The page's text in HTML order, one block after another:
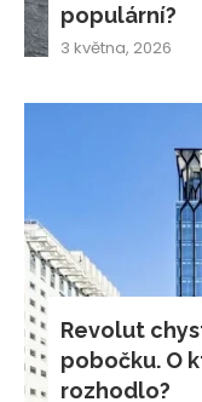
populární?
3 května, 2026
Revolut
pobočku. O
rozhodlo?